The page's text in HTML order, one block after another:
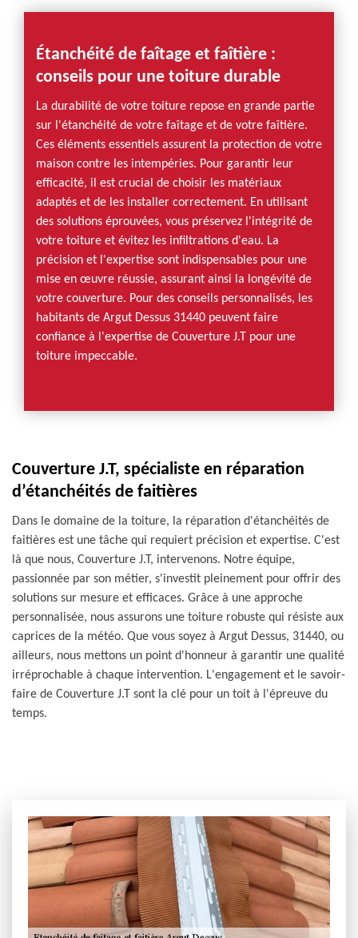
Étanchéité de faîtage et faîtière :
conseils pour une toiture durable
La durabilité de votre toiture repose en grande partie
sur l'étanchéité de votre faîtage et de votre faîtière.
Ces éléments essentiels assurent la protection de votre
maison contre les intempéries. Pour garantir leur
efficacité, il est crucial de choisir les matériaux
adaptés et de les installer correctement. En utilisant
des solutions éprouvées, vous préservez l'intégrité de
votre toiture et évitez les infiltrations d'eau. La
précision et l'expertise sont indispensables pour une
mise en œuvre réussie, assurant ainsi la longévité de
votre couverture. Pour des conseils personnalisés, les
habitants de Argut Dessus 31440 peuvent faire
confiance à l'expertise de Couverture J.T pour une
toiture impeccable.
Couverture J.T, spécialiste en réparation
d’étanchéités de faitières
Dans le domaine de la toiture, la réparation d'étanchéités de
faitières est une tâche qui requiert précision et expertise. C'est
là que nous, Couverture J.T, intervenons. Notre équipe,
passionnée par son métier, s'investit pleinement pour offrir des
solutions sur mesure et efficaces. Grâce à une approche
personnalisée, nous assurons une toiture robuste qui résiste aux
caprices de la météo. Que vous soyez à Argut Dessus, 31440, ou
ailleurs, nous mettons un point d'honneur à garantir une qualité
irréprochable à chaque intervention. L'engagement et le savoir-
faire de Couverture J.T sont la clé pour un toit à l'épreuve du
temps.